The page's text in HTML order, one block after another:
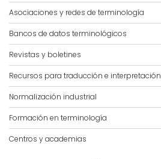
Asociaciones y redes de terminología
Bancos de datos terminológicos
Revistas y boletines
Recursos para traducción e interpretación
Normalización industrial
Formación en terminología
Centros y academias